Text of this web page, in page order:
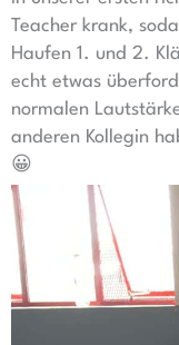
Teacher krank,
Haufen 1. und 2.
echt etwas
normalen
anderen Kollegin
😀